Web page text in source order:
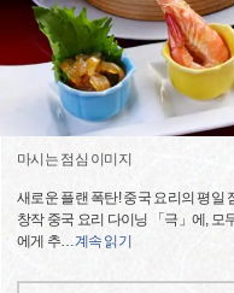
마시는 점심 이미지
새로운 플랜 폭탄! 중국 요리의 평일
창작 중국 요리 다이닝 「극」에, 모
에게 추…계속 읽기